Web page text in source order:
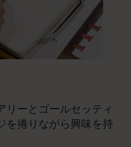
リーとゴールセッティ
を捲りながら興味を持